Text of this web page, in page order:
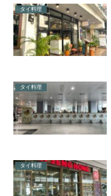
タイ料理
タイ料理
タイ料理